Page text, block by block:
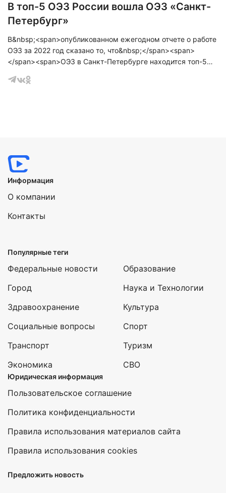
В топ-5 ОЭЗ России вошла ОЭЗ «Санкт-
Петербург»
В&nbsp;<span>опубликованном ежегодном отчете о работе
ОЭЗ за 2022 год сказано то, что&nbsp;</span><span>
</span><span>ОЭЗ в Санкт-Петербурге находится топ-5
внедренческого типа. Так в список вошли:</span>
Информация
О компании
Контакты
Популярные теги
Федеральные новости
Город
Здравоохранение
Социальные вопросы
Транспорт
Экономика
Образование
Наука и Технологии
Культура
Спорт
Туризм
СВО
Юридическая информация
Пользовательское соглашение
Политика конфиденциальности
Правила использования материалов сайта
Правила использования cookies
Предложить новость